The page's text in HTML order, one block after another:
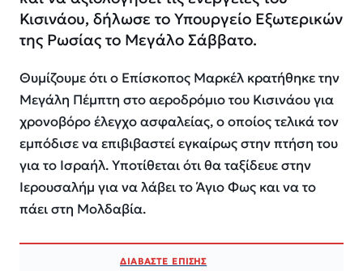
Κισινάου, δήλωσε το Υπουργείο Εξωτερικών
της Ρωσίας το Μεγάλο Σάββατο.
Θυμίζουμε ότι ο Επίσκοπος Μαρκέλ κρατήθηκε την
Μεγάλη Πέμπτη στο αεροδρόμιο του Κισινάου για
χρονοβόρο έλεγχο ασφαλείας, ο οποίος τελικά τον
εμπόδισε να επιβιβαστεί εγκαίρως στην πτήση του
για το Ισραήλ. Υποτίθεται ότι θα ταξίδευε στην
Ιερουσαλήμ για να λάβει το Άγιο Φως και να το
πάει στη Μολδαβία.
ΔΙΑΒΑΣΤΕ ΕΠΙΣΗΣ